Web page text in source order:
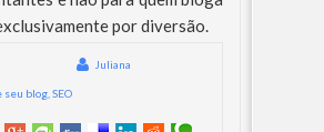
por diversão.
Juliana
seu blog SEO